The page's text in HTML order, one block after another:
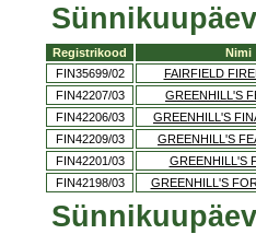
Registrikood Nimi
FIN35699/02
FAIRFIELD
FIN42207/03
GREENHILL'S
FIN42206/03
GREENHILL'S
FIN42209/03
GREENHILL'S
FIN42201/03
GREENHILL'S
FIN42198/03
GREENHILL'S